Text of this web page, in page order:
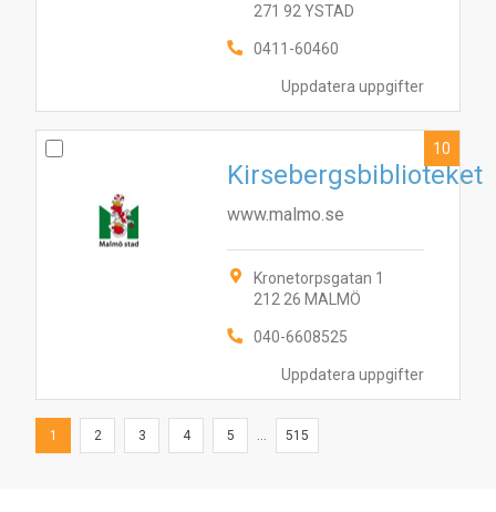
Uppdatera uppgifter
271 92 YSTAD
0411-60460
Uppdatera uppgifter
Kirsebergsbiblioteket
www.malmo.se
Kronetorpsgatan 1
212 26 MALMÖ
040-6608525
10
1 2 3 4 5 ... 515